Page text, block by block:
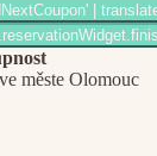
měste Olomouc